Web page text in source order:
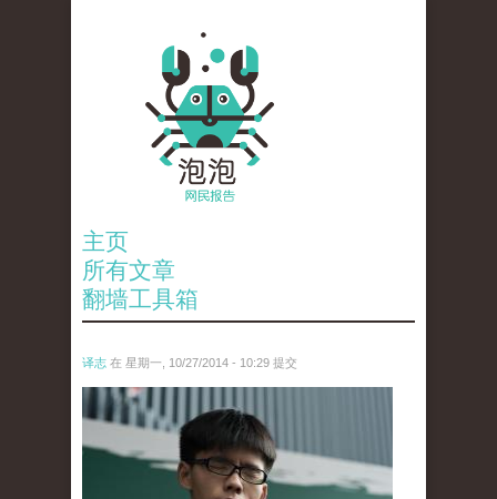
主页
所有文章
翻墙工具箱
译志 在 星期一, 10/27/2014 - 10:29 提交
anp-29765354.jpg